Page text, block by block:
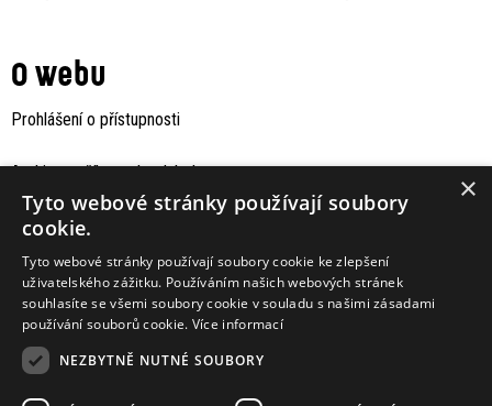
O webu
Prohlášení o přístupnosti
Archiv staršího webu Jaboku ×
Tyto webové stránky používají soubory
cookie.
Tyto webové stránky používají soubory cookie ke zlepšení
uživatelského zážitku. Používáním našich webových stránek
souhlasíte se všemi soubory cookie v souladu s našimi zásadami
používání souborů cookie. Více informací
NEZBYTNĚ NUTNÉ SOUBORY